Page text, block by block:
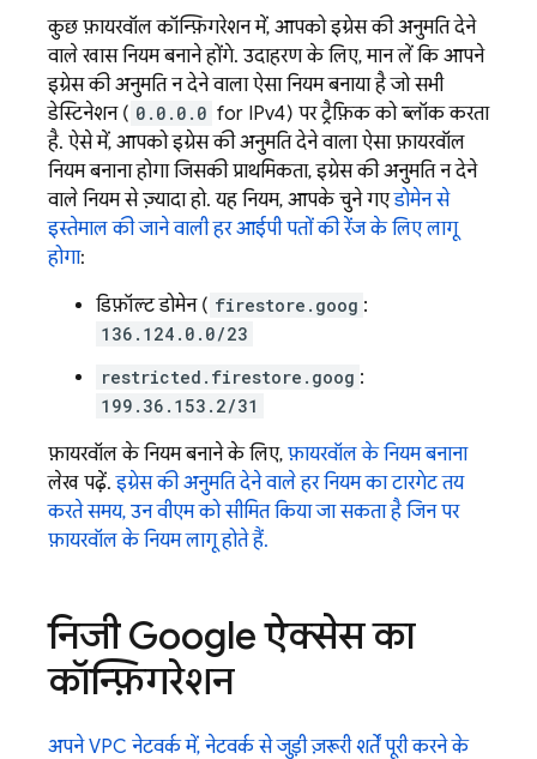
कुछ फ़ायरवॉल कॉन्फ़िगरेशन में, आपको इग्रेस की अनुमति देने
वाले खास नियम बनाने होंगे. उदाहरण के लिए, मान लें कि आपने
इग्रेस की अनुमति न देने वाला ऐसा नियम बनाया है जो सभी
डेस्टिनेशन ( 0.0.0.0 for IPv4) पर ट्रैफ़िक को ब्लॉक करता
है. ऐसे में, आपको इग्रेस की अनुमति देने वाला ऐसा फ़ायरवॉल
नियम बनाना होगा जिसकी प्राथमिकता, इग्रेस की अनुमति न देने
वाले नियम से ज़्यादा हो. यह नियम, आपके चुने गएडोमेन से
इस्तेमाल की जाने वाली हर आईपी पतों की रेंज के लिए लागू
होगा:
डिफ़ॉल्ट डोमेन ( firestore.goog :
136.124.0.0/23
restricted.firestore.goog :
199.36.153.2/31
फ़ायरवॉल के नियम बनाने के लिए, फ़ायरवॉल के नियम बनाना
लेख पढ़ें.इग्रेस की अनुमति देने वाले हर नियम का टारगेट तय
करते समय, उन वीएम को सीमित किया जा सकता है जिन पर
फ़ायरवॉल के नियम लागू होते हैं.
निजी Google ऐक्सेस का
कॉन्फ़िगरेशन
अपने VPC नेटवर्क में, नेटवर्क से जुड़ी ज़रूरी शर्तें पूरी करने के